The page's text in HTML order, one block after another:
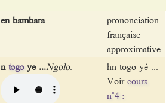
en bambara
prononciation
française
approximative
ntɔgɔye ...Ngolo.
hn togo yé ...
Voircours
n°4 :